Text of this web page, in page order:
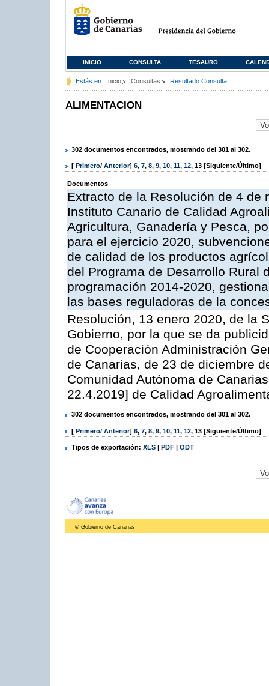
INICIO CONSULTA TESAURO
Estás en: Inicio Consultas Resultado Consulta
ALIMENTACION
302 documentos encontrados, mostrando del 301 al 302.
[ Primero/ Anterior] 6, 7, 8, 9, 10, 11, 12, 13 [Siguiente/Último]
Documentos
Extracto de la Resolución de 4 de
Instituto Canario de Calidad
Agricultura, Ganadería y Pesca,
para el ejercicio 2020,
de calidad de los productos
del Programa de Desarrollo Rural
programación 2014-2020,
las bases reguladoras de la
Resolución, 13 enero 2020, de la
Gobierno, por la que se da
de Cooperación Administración
de Canarias, de 23 de diciembre
Comunidad Autónoma de
22.4.2019] de Calidad
302 documentos encontrados, mostrando del 301 al 302.
[ Primero/ Anterior] 6, 7, 8, 9, 10, 11, 12, 13 [Siguiente/Último]
Tipos de exportación: XLS | PDF | ODT
© Gobierno de Canarias